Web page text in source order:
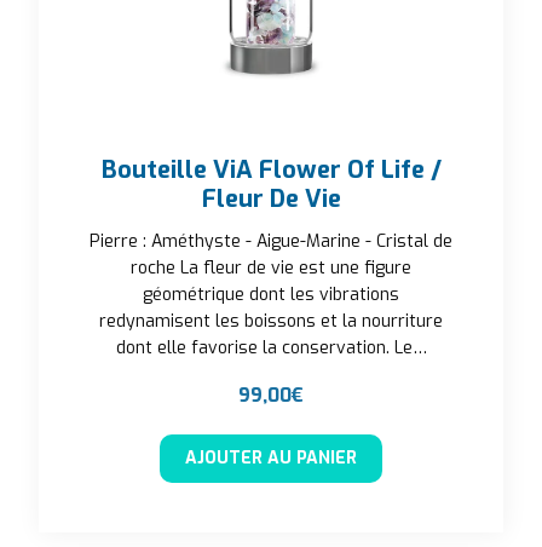
Bouteille ViA Flower Of Life /
Fleur De Vie
Pierre : Améthyste - Aigue-Marine - Cristal de
roche La fleur de vie est une figure
géométrique dont les vibrations
redynamisent les boissons et la nourriture
dont elle favorise la conservation. Le…
99,00€
AJOUTER AU PANIER